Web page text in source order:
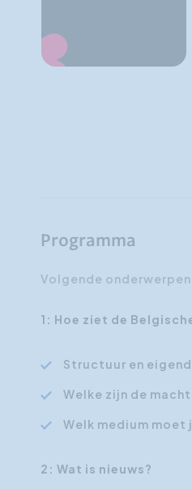
Programma
Volgende
1: Hoe ziet de
Structuur en
Welke zijn de
Welk medium moet
2: Wat is nieuws?